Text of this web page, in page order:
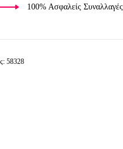
100% Ασφαλείς Συναλλαγές
58328